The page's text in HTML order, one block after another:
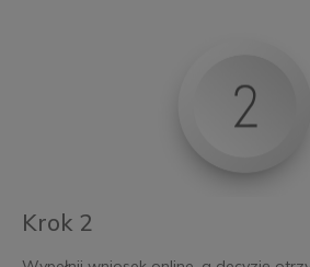
Krok 2